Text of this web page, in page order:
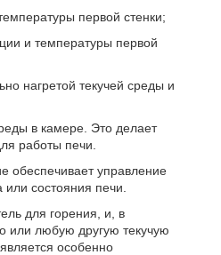
первой стенки;
и температуры первой
нагретой текучей среды и
в камере. Это делает
работы печи.
обеспечивает управление
состояния печи.
для горения, и, в
или любую другую текучую
особенно